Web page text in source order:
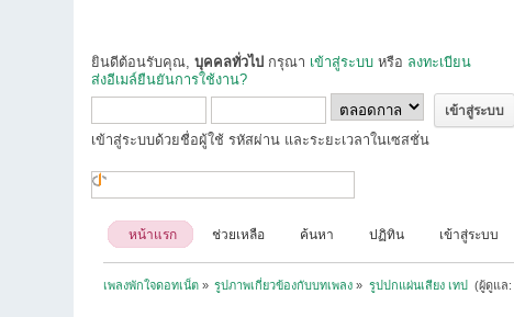
ยินดีต้อนรับคุณ,บุคคลทั่วไป กรุณา เข้าสู่ระบบ หรือ ลงทะเบียน
ส่งอีเมล์ยืนยันการใช้งาน?
เข้าสู่ระบบด้วยชื่อผู้ใช้ รหัสผ่าน และระยะเวลาในเซสชั่น
หน้าแรก ช่วยเหลือ ค้นหา ปฏิทิน เข้าสู่ระบบ
เพลงพักใจดอทเน็ต» รูปภาพเกี่ยวข้องกับบทเพลง » รูปปกแผ่นเสียง เทป (ผู้ดูแล: